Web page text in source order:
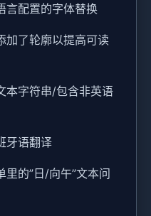
言配置的字体替换
加了轮廓以提高可读
本字符串/包含非英语
牙语翻译
的”日/向午”文本问